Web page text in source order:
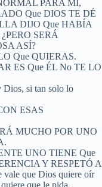
PARA MÍ,
Que DIOS TE DÉ
DIJO Que HABÍA
SERÁ
ASÍ?
Que QUIERAS.
ES Que ÉL No TE LO
Dios, si tan solo lo
ESAS
MUCHO POR UNO
UNO TIENE Que
Y RESPETÓ A
vale que Dios quiere oír
que le pida.